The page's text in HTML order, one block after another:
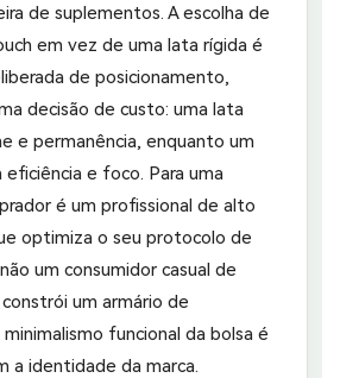
de suplementos. A escolha de
em vez de uma lata rígida é
de posicionamento,
decisão de custo: uma lata
e permanência, enquanto um
eficiência e foco. Para uma
é um profissional de alto
optimiza o seu protocolo de
um consumidor casual de
um armário de
funcional da bolsa é
a identidade da marca.